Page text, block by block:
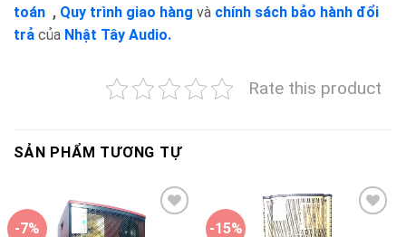
toán , Quy trình giao hàng và chính sách bảo hành đổi
trả của Nhật Tây Audio.
Rate this product
SẢN PHẨM TƯƠNG TỰ
-7% -15%